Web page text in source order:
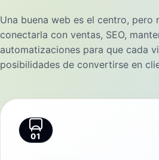
Una buena web es el centro, pero
conectarla con ventas, SEO,
automatizaciones para que cada
posibilidades de convertirse en
01